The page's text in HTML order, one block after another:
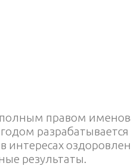
правом
разрабатывается
интересах
результаты.